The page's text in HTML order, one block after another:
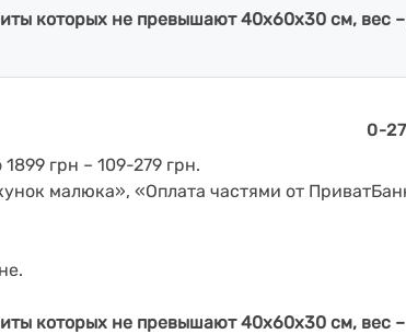
которых не превышают 40х60х30 см, вес
0-
грн – 109-279 грн.
малюка», «Оплата частями от
которых не превышают 40х60х30 см, вес